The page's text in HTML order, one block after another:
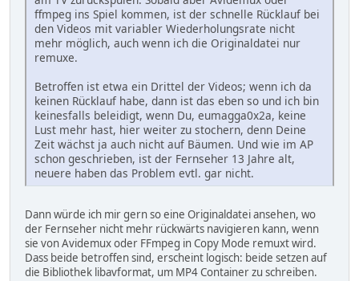
ffmpeg ins Spiel kommen, ist der schnelle Rücklauf bei
den Videos mit variabler Wiederholungsrate nicht
mehr möglich, auch wenn ich die Originaldatei nur
remuxe.
Betroffen ist etwa ein Drittel der Videos; wenn ich da
keinen Rücklauf habe, dann ist das eben so und ich bin
keinesfalls beleidigt, wenn Du, eumagga0x2a, keine
Lust mehr hast, hier weiter zu stochern, denn Deine
Zeit wächst ja auch nicht auf Bäumen. Und wie im AP
schon geschrieben, ist der Fernseher 13 Jahre alt,
neuere haben das Problem evtl. gar nicht.
Dann würde ich mir gern so eine Originaldatei ansehen, wo
der Fernseher nicht mehr rückwärts navigieren kann, wenn
sie von Avidemux oder FFmpeg in Copy Mode remuxt wird.
Dass beide betroffen sind, erscheint logisch: beide setzen auf
die Bibliothek libavformat, um MP4 Container zu schreiben.